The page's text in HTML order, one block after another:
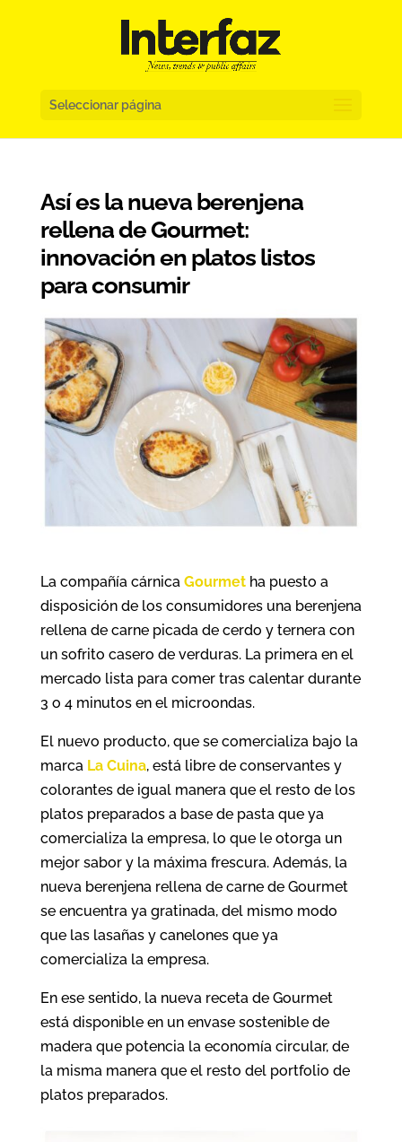
Seleccionar página
Así es la nueva berenjena
rellena de Gourmet:
innovación en platos listos
para consumir
La compañía cárnica Gourmetha puesto a
disposición de los consumidores una berenjena
rellena de carne picada de cerdo y ternera con
un sofrito casero de verduras. La primera en el
mercado lista para comer tras calentar durante
3 o 4 minutos en el microondas.
El nuevo producto, que se comercializa bajo la
marca La Cuina, está libre de conservantes y
colorantes de igual manera que el resto de los
platos preparados a base de pasta que ya
comercializa la empresa, lo que le otorga un
mejor sabor y la máxima frescura. Además, la
nueva berenjena rellena de carne de Gourmet
se encuentra ya gratinada, del mismo modo
que las lasañas y canelones que ya
comercializa la empresa.
En ese sentido, la nueva receta de Gourmet
está disponible en un envase sostenible de
madera que potencia la economía circular, de
la misma manera que el resto del portfolio de
platos preparados.